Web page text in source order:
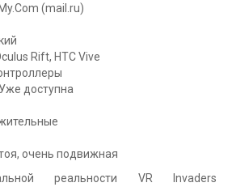
(mail.ru)
Rift, HTC Vive
доступна
очень подвижная
реальности VR Invaders